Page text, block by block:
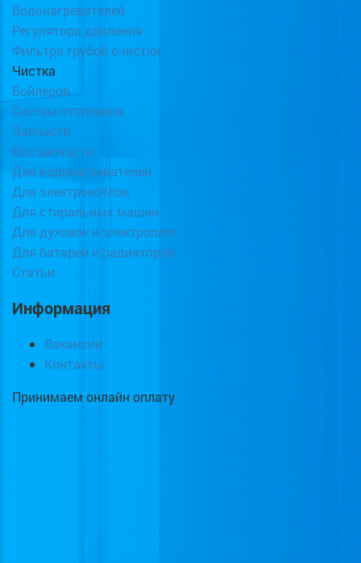
Водонагревателей
Регулятора давления
Фильтра грубой очистки
Чистка
Бойлеров
Систем отопления
Запчасти
Все запчасти
Для водонагревателей
Для электрокотлов
Для стиральных машин
Для духовок и электроплит
Для батарей и радиаторов
Статьи
Информация
Вакансии
Контакты
Принимаем онлайн оплату